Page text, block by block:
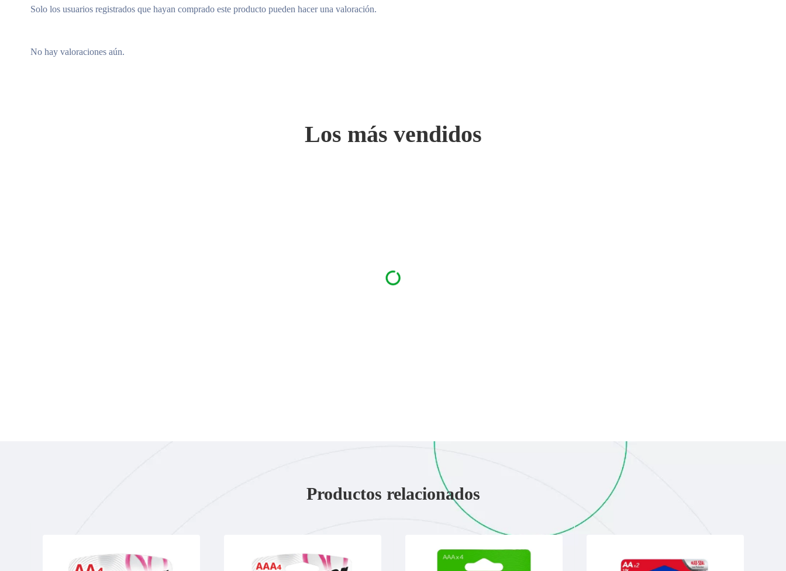
No hay valoraciones aún.
Solo los usuarios registrados que hayan comprado este producto pueden hacer una valoración.
Los más vendidos
Productos relacionados